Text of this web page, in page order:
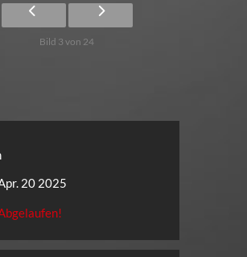
Bild 3 von 24
20 2025